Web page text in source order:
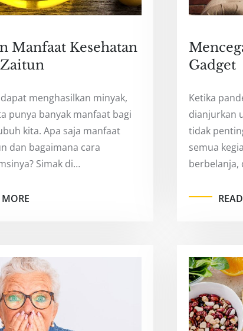
Manfaat Kesehatan
menghasilkan minyak,
punya banyak manfaat bagi
kita. Apa saja manfaat
dan bagaimana cara
Simak di…
Gadget
Ketika
dianjurkan
tidak
semua
berbelanja,